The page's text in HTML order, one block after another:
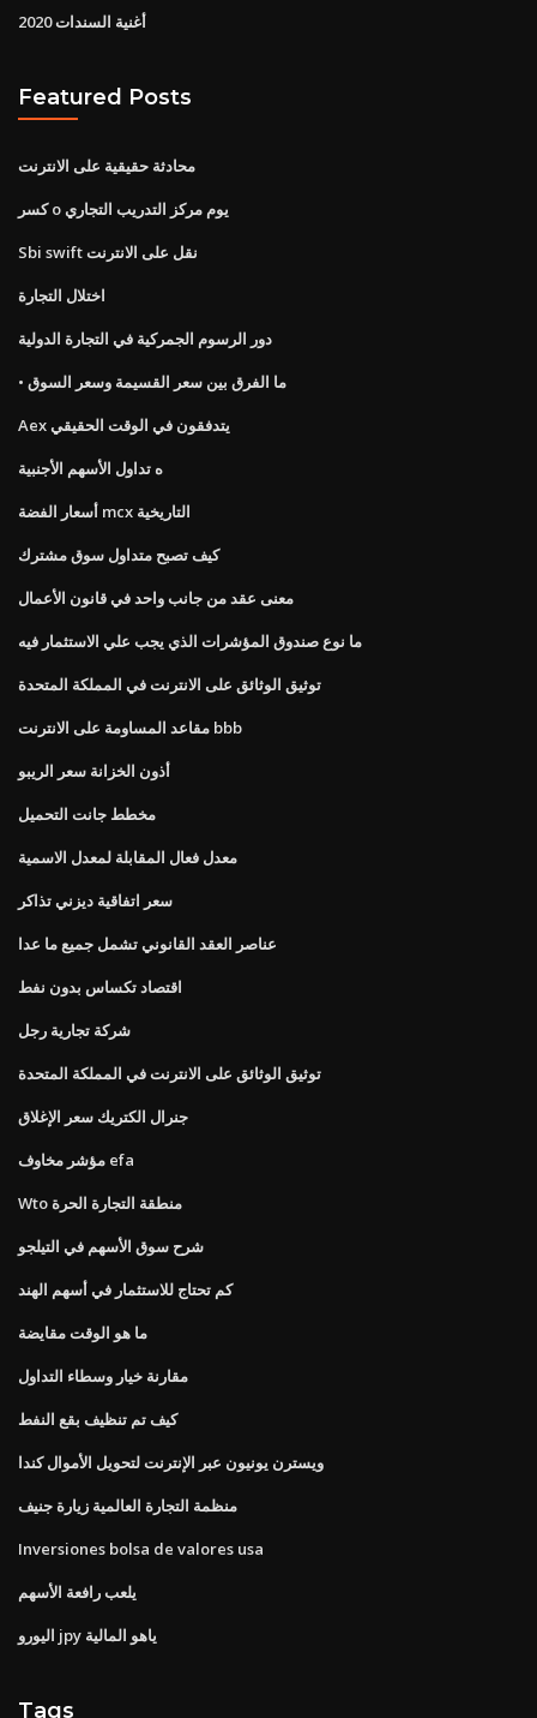
أغنية السندات 2020
Featured Posts
محادثة حقيقية على الانترنت
كسر o يوم مركز التدريب التجاري
Sbi swift نقل على الانترنت
اختلال التجارة
دور الرسوم الجمركية في التجارة الدولية
• ما الفرق بين سعر القسيمة وسعر السوق
Aex يتدفقون في الوقت الحقيقي
ه تداول الأسهم الأجنبية
أسعار الفضة mcx التاريخية
كيف تصبح متداول سوق مشترك
معنى عقد من جانب واحد في قانون الأعمال
ما نوع صندوق المؤشرات الذي يجب علي الاستثمار فيه
توثيق الوثائق على الانترنت في المملكة المتحدة
مقاعد المساومة على الانترنت bbb
أذون الخزانة سعر الريبو
مخطط جانت التحميل
معدل فعال المقابلة لمعدل الاسمية
سعر اتفاقية ديزني تذاكر
عناصر العقد القانوني تشمل جميع ما عدا
اقتصاد تكساس بدون نفط
شركة تجارية رجل
توثيق الوثائق على الانترنت في المملكة المتحدة
جنرال الكتريك سعر الإغلاق
مؤشر مخاوف efa
Wto منطقة التجارة الحرة
شرح سوق الأسهم في التيلجو
كم تحتاج للاستثمار في أسهم الهند
ما هو الوقت مقايضة
مقارنة خيار وسطاء التداول
كيف تم تنظيف بقع النفط
ويسترن يونيون عبر الإنترنت لتحويل الأموال كندا
منظمة التجارة العالمية زيارة جنيف
Inversiones bolsa de valores usa
يلعب رافعة الأسهم
اليورو jpy ياهو المالية
Tags